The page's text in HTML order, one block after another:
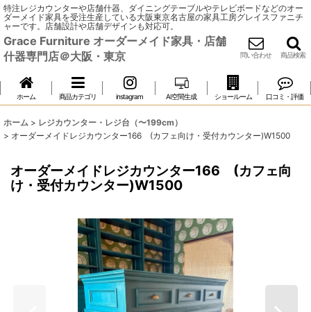
特注レジカウンターや店舗什器、ダイニングテーブルやテレビボードなどのオー
ダーメイド家具を受注生産している大阪東京名古屋の家具工房グレイスファニチ
ャーです。店舗設計や店舗デザインも対応可。
Grace Furniture オーダーメイド家具・店舗
什器専門店＠大阪・東京
問い合わせ 商品検索
ホーム 商品カテゴリ instagram AI空間生成 ショールーム 口コミ・評価
ホーム > レジカウンター・レジ台（〜199cm）
> オーダーメイドレジカウンター166 (カフェ向け・受付カウンター)W1500
オーダーメイドレジカウンター166 (カフェ向
け・受付カウンター)W1500